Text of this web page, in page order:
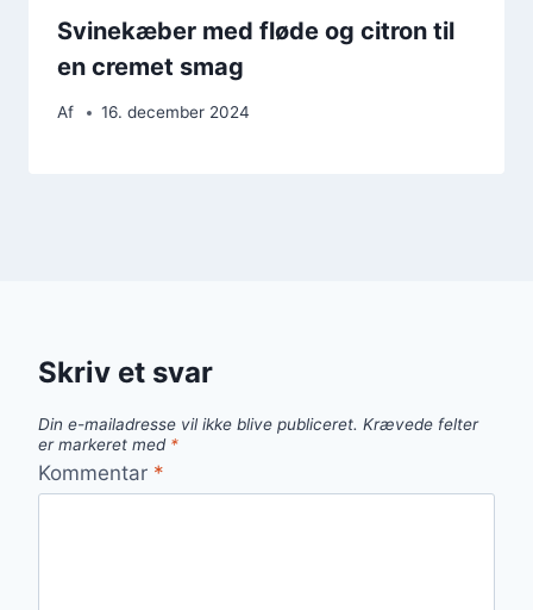
Svinekæber med fløde og citron til
en cremet smag
Af 16. december 2024
Skriv et svar
Din e-mailadresse vil ikke blive publiceret. Krævede felter
er markeret med *
Kommentar *